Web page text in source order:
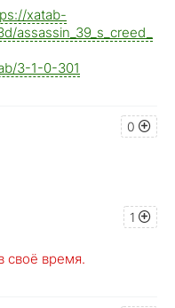
xatab-
assassin_39_s_creed_
3-1-0-301
0
1
своё время.